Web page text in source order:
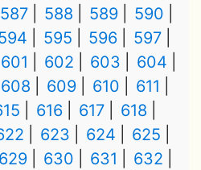
587 588 589
590
595 596
597
601 602 603
604
608 609 610
611
616 617
618
623 624
625
629 630 631
632